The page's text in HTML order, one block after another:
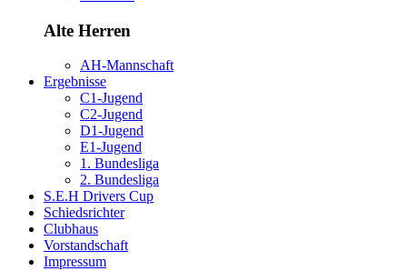
Alte Herren
AH-Mannschaft
Ergebnisse
C1-Jugend
C2-Jugend
D1-Jugend
E1-Jugend
1. Bundesliga
2. Bundesliga
S.E.H Drivers Cup
Schiedsrichter
Clubhaus
Vorstandschaft
Impressum